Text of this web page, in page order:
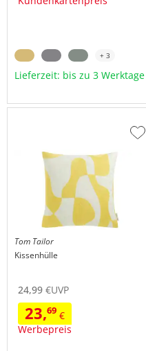
+ 3
Lieferzeit: bis zu 3 Werktage
Tom Tailor
Kissenhülle
24,99 €UVP
23,69 €
Werbepreis
Zur